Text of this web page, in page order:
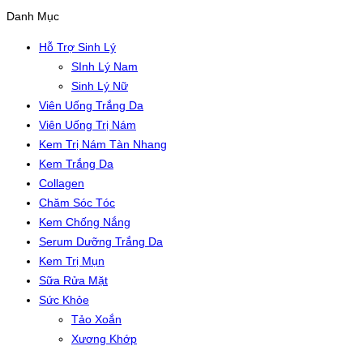
Danh Mục
Hỗ Trợ Sinh Lý
SInh Lý Nam
Sinh Lý Nữ
Viên Uống Trắng Da
Viên Uống Trị Nám
Kem Trị Nám Tàn Nhang
Kem Trắng Da
Collagen
Chăm Sóc Tóc
Kem Chống Nắng
Serum Dưỡng Trắng Da
Kem Trị Mụn
Sữa Rửa Mặt
Sức Khỏe
Tảo Xoắn
Xương Khớp